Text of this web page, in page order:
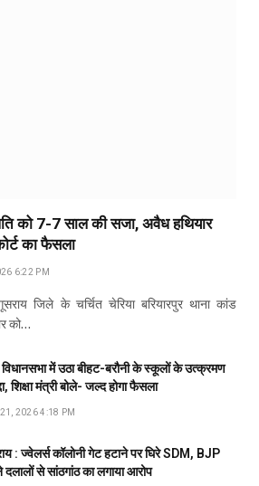
को 7-7 साल की सजा, अवैध हथियार
का फैसला
6:22 PM
जिले के चर्चित चेरिया बरियारपुर थाना कांड
को…
विधानसभा में उठा बीहट-बरौनी के स्कूलों के उत्क्रमण
शिक्षा मंत्री बोले- जल्द होगा फैसला
2026 4:18 PM
: ज्वेलर्स कॉलोनी गेट हटाने पर घिरे SDM, BJP
दलालों से सांठगांठ का लगाया आरोप